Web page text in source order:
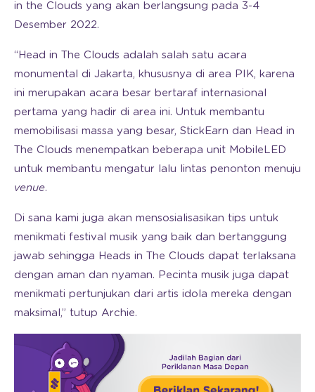
in the Clouds yang akan berlangsung pada 3-4
Desember 2022.
“Head in The Clouds adalah salah satu acara
monumental di Jakarta, khususnya di area PIK, karena
ini merupakan acara besar bertaraf internasional
pertama yang hadir di area ini. Untuk membantu
memobilisasi massa yang besar, StickEarn dan Head in
The Clouds menempatkan beberapa unit MobileLED
untuk membantu mengatur lalu lintas penonton menuju
venue.
Di sana kami juga akan mensosialisasikan tips untuk
menikmati festival musik yang baik dan bertanggung
jawab sehingga Heads in The Clouds dapat terlaksana
dengan aman dan nyaman. Pecinta musik juga dapat
menikmati pertunjukan dari artis idola mereka dengan
maksimal,” tutup Archie.